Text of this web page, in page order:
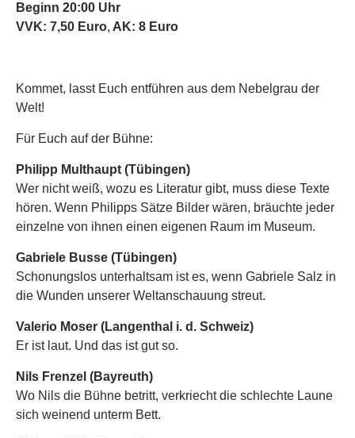
Beginn 20:00 Uhr
VVK: 7,50 Euro, AK: 8 Euro
Kommet, lasst Euch entführen aus dem Nebelgrau der
Welt!
Für Euch auf der Bühne:
Philipp Multhaupt (Tübingen)
Wer nicht weiß, wozu es Literatur gibt, muss diese Texte
hören. Wenn Philipps Sätze Bilder wären, bräuchte jeder
einzelne von ihnen einen eigenen Raum im Museum.
Gabriele Busse (Tübingen)
Schonungslos unterhaltsam ist es, wenn Gabriele Salz in
die Wunden unserer Weltanschauung streut.
Valerio Moser (Langenthal i. d. Schweiz)
Er ist laut. Und das ist gut so.
Nils Frenzel (Bayreuth)
Wo Nils die Bühne betritt, verkriecht die schlechte Laune
sich weinend unterm Bett.